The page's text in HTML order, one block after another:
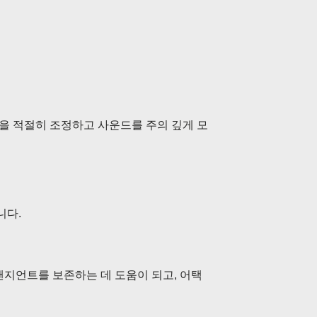
적절히 조정하고 사운드를 주의 깊게 모
다.
언트를 보존하는 데 도움이 되고, 어택